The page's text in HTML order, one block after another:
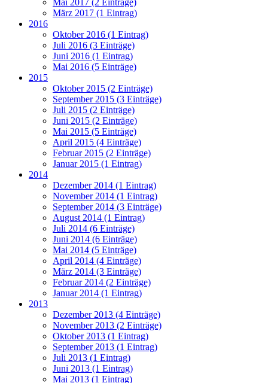
Mai 2017 (2 Einträge)
März 2017 (1 Eintrag)
2016
Oktober 2016 (1 Eintrag)
Juli 2016 (3 Einträge)
Juni 2016 (1 Eintrag)
Mai 2016 (5 Einträge)
2015
Oktober 2015 (2 Einträge)
September 2015 (3 Einträge)
Juli 2015 (2 Einträge)
Juni 2015 (2 Einträge)
Mai 2015 (5 Einträge)
April 2015 (4 Einträge)
Februar 2015 (2 Einträge)
Januar 2015 (1 Eintrag)
2014
Dezember 2014 (1 Eintrag)
November 2014 (1 Eintrag)
September 2014 (3 Einträge)
August 2014 (1 Eintrag)
Juli 2014 (6 Einträge)
Juni 2014 (6 Einträge)
Mai 2014 (5 Einträge)
April 2014 (4 Einträge)
März 2014 (3 Einträge)
Februar 2014 (2 Einträge)
Januar 2014 (1 Eintrag)
2013
Dezember 2013 (4 Einträge)
November 2013 (2 Einträge)
Oktober 2013 (1 Eintrag)
September 2013 (1 Eintrag)
Juli 2013 (1 Eintrag)
Juni 2013 (1 Eintrag)
Mai 2013 (1 Eintrag)